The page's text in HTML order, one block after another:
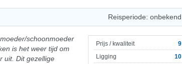
Reisperiode: onbekend
Prijs / kwaliteit
9
Ligging
10
schoonmoeder
is het weer tijd om
uit. Dit gezellige